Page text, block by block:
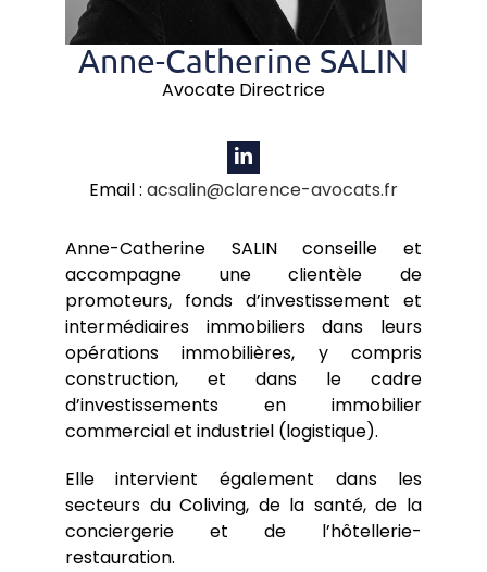
Anne-Catherine SALIN
Avocate Directrice
Email : acsalin@clarence-avocats.fr
Anne-Catherine SALIN conseille et
accompagne une clientèle de
promoteurs, fonds d’investissement et
intermédiaires immobiliers dans leurs
opérations immobilières, y compris
construction, et dans le cadre
d’investissements en immobilier
commercial et industriel (logistique).
Elle intervient également dans les
secteurs du Coliving, de la santé, de la
conciergerie et de l’hôtellerie-
restauration.